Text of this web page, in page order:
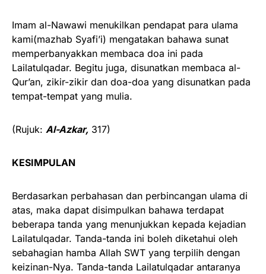
Imam al-Nawawi menukilkan pendapat para ulama
kami(mazhab Syafi’i) mengatakan bahawa sunat
memperbanyakkan membaca doa ini pada
Lailatulqadar. Begitu juga, disunatkan membaca al-
Qur’an, zikir-zikir dan doa-doa yang disunatkan pada
tempat-tempat yang mulia.
(Rujuk: Al-Azkar, 317)
KESIMPULAN
Berdasarkan perbahasan dan perbincangan ulama di
atas, maka dapat disimpulkan bahawa terdapat
beberapa tanda yang menunjukkan kepada kejadian
Lailatulqadar. Tanda-tanda ini boleh diketahui oleh
sebahagian hamba Allah SWT yang terpilih dengan
keizinan-Nya. Tanda-tanda Lailatulqadar antaranya